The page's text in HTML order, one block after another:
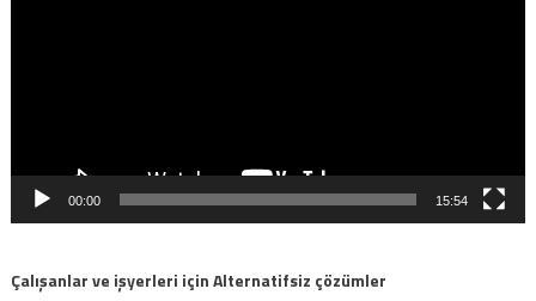
00:00 15:54
Çalışanlar ve işyerleri için Alternatifsiz çözümler